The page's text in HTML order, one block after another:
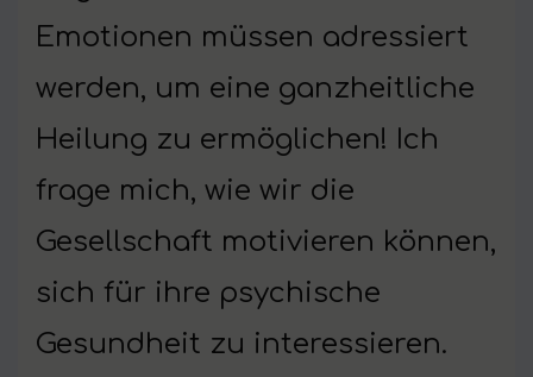
Emotionen müssen adressiert
werden, um eine ganzheitliche
Heilung zu ermöglichen! Ich
frage mich, wie wir die
Gesellschaft motivieren können,
sich für ihre psychische
Gesundheit zu interessieren.